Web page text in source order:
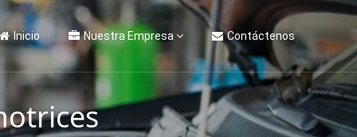
Inicio Nuestra Empresa Contáctenos